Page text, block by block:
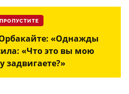
«Однажды
«Что это вы мою
задвигаете?»